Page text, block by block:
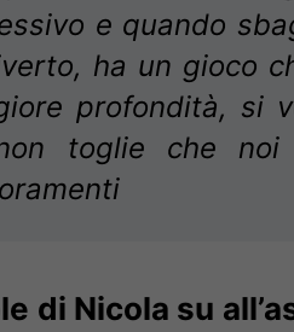
e quando
ha un gioco
profondità, si
toglie che
di Nicola su